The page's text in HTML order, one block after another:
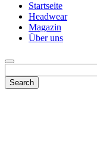
Startseite
Headwear
Magazin
Über uns